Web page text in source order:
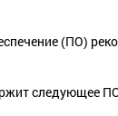
(ПО)
следующее